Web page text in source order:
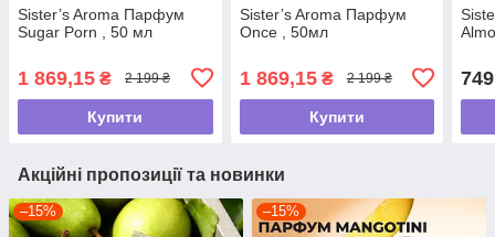
Sister’s Aroma Парфум
Sugar Porn , 50 мл
1 869,15 ₴ 2 199 ₴
Купити
Sister’s Aroma Парфум
Once , 50мл
1 869,15₴ 2 199 ₴
Купити
749
Акційні пропозиції та новинки
–15% –15%